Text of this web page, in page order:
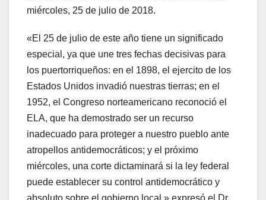
miércoles, 25 de julio de 2018.
«El 25 de julio de este año tiene un significado
especial, ya que une tres fechas decisivas para
los puertorriqueños: en el 1898, el ejercito de los
Estados Unidos invadió nuestras tierras; en el
1952, el Congreso norteamericano reconoció el
ELA, que ha demostrado ser un recurso
inadecuado para proteger a nuestro pueblo ante
atropellos antidemocráticos; y el próximo
miércoles, una corte dictaminará si la ley federal
puede establecer su control antidemocrático y
absoluto sobre el gobierno local,» expresó el Dr.